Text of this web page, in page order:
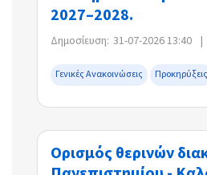
2027–2028.
Δημοσίευση: 31-07-2026 13:40 |
Γενικές Ανακοινώσεις Προκηρύξεις
Ορισμός θερινών